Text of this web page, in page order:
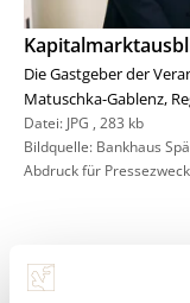
Die Gastgeber der
Matuschka-Gablenz,
Datei: JPG ,283 kb
Bildquelle: Bankhaus
Abdruck für